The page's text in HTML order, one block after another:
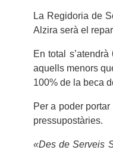
La Regidoria de
Alzira serà el
En total
aquells menors
100% de la beca
Per a poder
pressupostàries.
«Des de Serveis